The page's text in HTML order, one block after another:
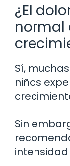
¿El
normal
Sí,
niños
Sin